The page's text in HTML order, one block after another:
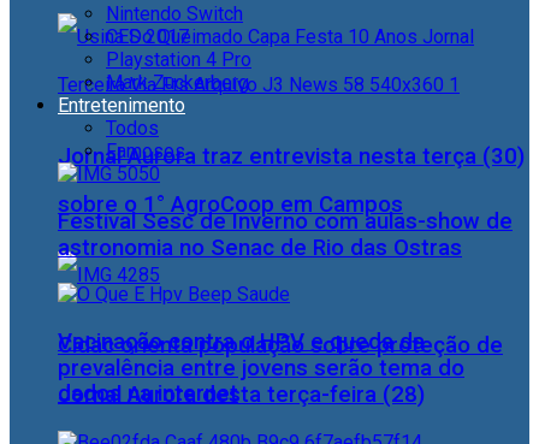
Jornal Aurora traz entrevista nesta terça (30)
sobre o 1° AgroCoop em Campos
Cidac orienta população sobre proteção de
dados na internet
Nintendo Switch
CES 2017
Playstation 4 Pro
Mark Zuckerberg
Entretenimento
Todos
Famosos
Festival Sesc de Inverno com aulas-show de
astronomia no Senac de Rio das Ostras
Vacinação contra o HPV e queda da
prevalência entre jovens serão tema do
Jornal Aurora desta terça-feira (28)